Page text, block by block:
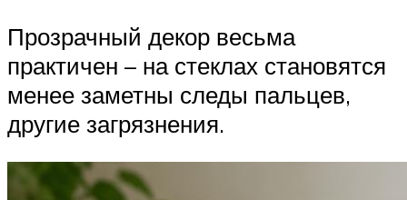
Прозрачный декор весьма
практичен – на стеклах становятся
менее заметны следы пальцев,
другие загрязнения.